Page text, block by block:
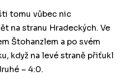
tomu vůbec nic
na stranu Hradeckých. Ve
Štohanzlem a po svém
když na levé straně přiťukl
– 4:0.